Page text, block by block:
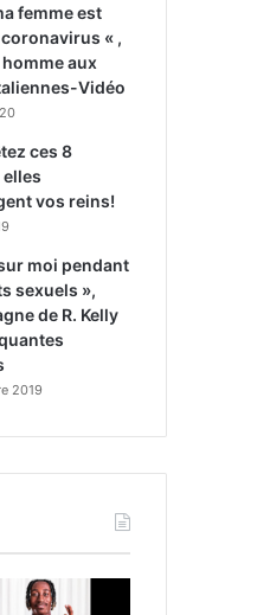
femme est
« ,
aux
Vidéo
ces 8
vos reins!
moi pendant
sexuels »,
de R. Kelly
2019